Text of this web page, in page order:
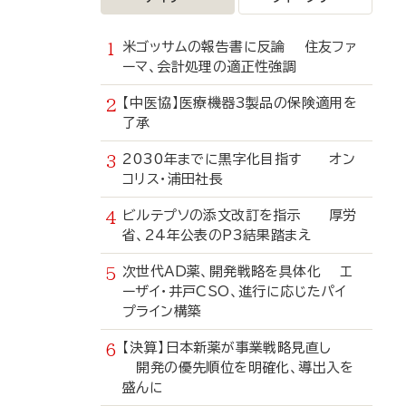
米ゴッサムの報告書に反論 住友ファ
ーマ、会計処理の適正性強調
【中医協】医療機器3製品の保険適用を
了承
2030年までに黒字化目指す オン
コリス・浦田社長
ビルテプソの添文改訂を指示 厚労
省、24年公表のP3結果踏まえ
次世代AD薬、開発戦略を具体化 エ
ーザイ・井戸CSO、進行に応じたパイ
プライン構築
【決算】日本新薬が事業戦略見直し
開発の優先順位を明確化、導出入を
盛んに